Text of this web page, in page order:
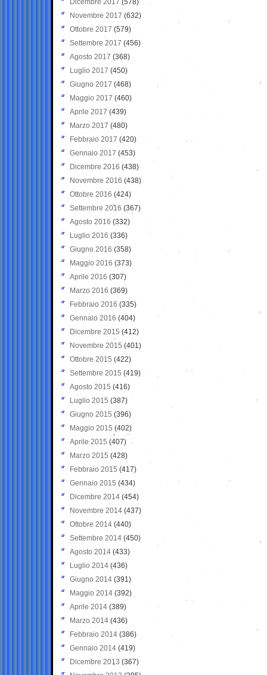
Dicembre 2017 (578)
Novembre 2017 (632)
Ottobre 2017 (579)
Settembre 2017 (456)
Agosto 2017 (368)
Luglio 2017 (450)
Giugno 2017 (468)
Maggio 2017 (460)
Aprile 2017 (439)
Marzo 2017 (480)
Febbraio 2017 (420)
Gennaio 2017 (453)
Dicembre 2016 (438)
Novembre 2016 (438)
Ottobre 2016 (424)
Settembre 2016 (367)
Agosto 2016 (332)
Luglio 2016 (336)
Giugno 2016 (358)
Maggio 2016 (373)
Aprile 2016 (307)
Marzo 2016 (369)
Febbraio 2016 (335)
Gennaio 2016 (404)
Dicembre 2015 (412)
Novembre 2015 (401)
Ottobre 2015 (422)
Settembre 2015 (419)
Agosto 2015 (416)
Luglio 2015 (387)
Giugno 2015 (396)
Maggio 2015 (402)
Aprile 2015 (407)
Marzo 2015 (428)
Febbraio 2015 (417)
Gennaio 2015 (434)
Dicembre 2014 (454)
Novembre 2014 (437)
Ottobre 2014 (440)
Settembre 2014 (450)
Agosto 2014 (433)
Luglio 2014 (436)
Giugno 2014 (391)
Maggio 2014 (392)
Aprile 2014 (389)
Marzo 2014 (436)
Febbraio 2014 (386)
Gennaio 2014 (419)
Dicembre 2013 (367)